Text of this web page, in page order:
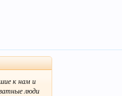
к нам и
люди